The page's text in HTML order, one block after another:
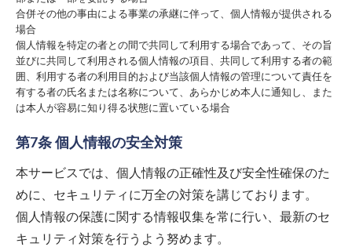
合併その他の事由による事業の承継に伴って、個人情報が提供される
場合
個人情報を特定の者との間で共同して利用する場合であって、その旨
並びに共同して利用される個人情報の項目、共同して利用する者の範
囲、利用する者の利用目的および当該個人情報の管理について責任を
有する者の氏名または名称について、あらかじめ本人に通知し、また
は本人が容易に知り得る状態に置いている場合
第7条 個人情報の安全対策
本サービスでは、個人情報の正確性及び安全性確保のた
めに、セキュリティに万全の対策を講じております。
個人情報の保護に関する情報収集を常に行い、最新のセ
キュリティ対策を行うよう努めます。